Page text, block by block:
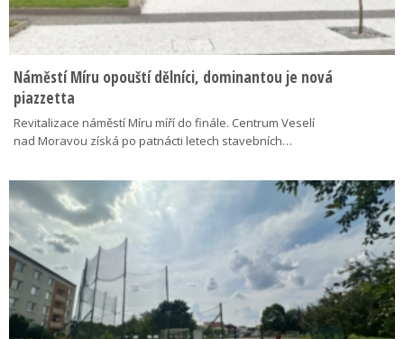
Náměstí Míru opouští dělníci, dominantou je nová
piazzetta
Revitalizace náměstí Míru míří do finále. Centrum Veselí
nad Moravou získá po patnácti letech stavebních…